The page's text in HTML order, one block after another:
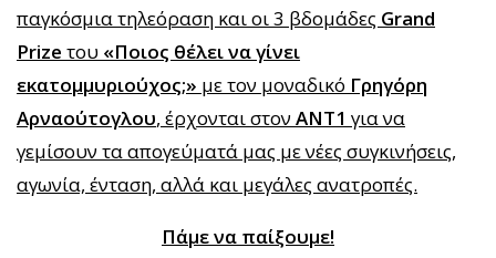
παγκόσμια τηλεόραση και οι 3 βδομάδες Grand
Prize του «Ποιος θέλει να γίνει
εκατομμυριούχος;» με τον μοναδικό Γρηγόρη
Αρναούτογλου, έρχονται στονΑΝΤ1 για να
γεμίσουν τα απογεύματά μας με νέες συγκινήσεις,
αγωνία, ένταση, αλλά και μεγάλες ανατροπές.
Πάμε να παίξουμε!